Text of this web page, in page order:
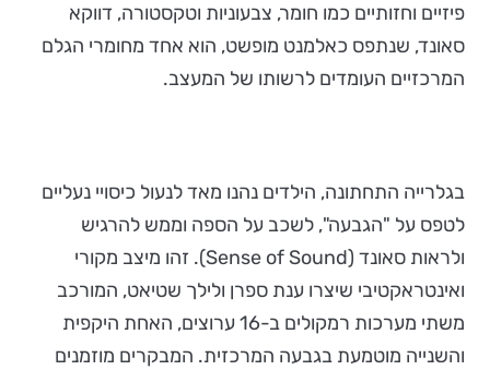
פיזיים וחזותיים כמו חומר, צבעוניות וטקסטורה, דווקא
סאונד, שנתפס כאלמנט מופשט, הוא אחד מחומרי הגלם
המרכזיים העומדים לרשותו של המעצב.
בגלרייה התחתונה, הילדים נהנו מאד לנעול כיסויי נעליים
לטפס על "הגבעה", לשכב על הספה וממש להרגיש
ולראות סאונד (Sense of Sound). זהו מיצב מקורי
ואינטראקטיבי שיצרו ענת ספרן ולילך שטיאט, המורכב
משתי מערכות רמקולים ב-16 ערוצים, האחת היקפית
והשנייה מוטמעת בגבעה המרכזית. המבקרים מוזמנים